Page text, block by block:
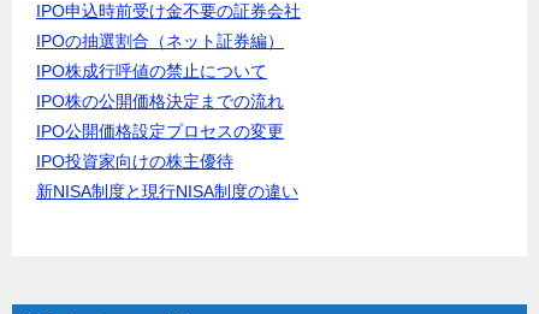
IPO申込時前受け金不要の証券会社
IPOの抽選割合（ネット証券編）
IPO株成行呼値の禁止について
IPO株の公開価格決定までの流れ
IPO公開価格設定プロセスの変更
IPO投資家向けの株主優待
新NISA制度と現行NISA制度の違い